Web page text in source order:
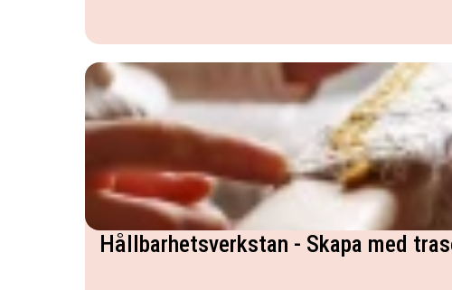
Hållbarhetsverkstan - Skapa med